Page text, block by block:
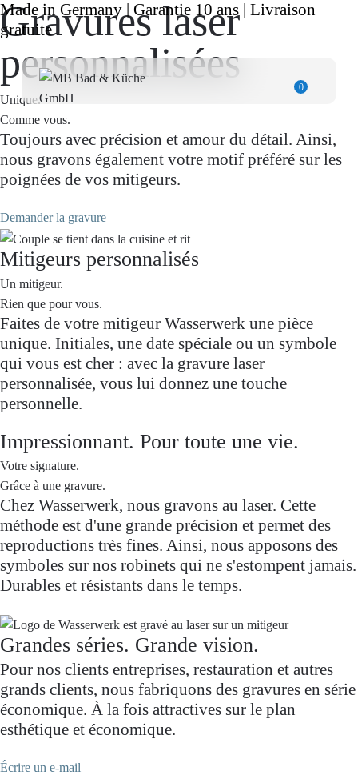
Made in Germany | Garantie 10 ans | Livraison
gratuite
0
Gravures laser
personnalisées
Unique.
Comme vous.
Toujours avec précision et amour du détail. Ainsi,
nous gravons également votre motif préféré sur les
poignées de vos mitigeurs.
Demander la gravure
Mitigeurs personnalisés
Un mitigeur.
Rien que pour vous.
Faites de votre mitigeur Wasserwerk une pièce
unique. Initiales, une date spéciale ou un symbole
qui vous est cher : avec la gravure laser
personnalisée, vous lui donnez une touche
personnelle.
Impressionnant. Pour toute une vie.
Votre signature.
Grâce à une gravure.
Chez Wasserwerk, nous gravons au laser. Cette
méthode est d'une grande précision et permet des
reproductions très fines. Ainsi, nous apposons des
symboles sur nos robinets qui ne s'estompent jamais.
Durables et résistants dans le temps.
Grandes séries. Grande vision.
Pour nos clients entreprises, restauration et autres
grands clients, nous fabriquons des gravures en série
économique. À la fois attractives sur le plan
esthétique et économique.
Écrire un e-mail